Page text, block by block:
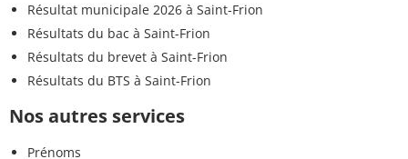
Résultat municipale 2026 à Saint-Frion
Résultats du bac à Saint-Frion
Résultats du brevet à Saint-Frion
Résultats du BTS à Saint-Frion
Nos autres services
Prénoms